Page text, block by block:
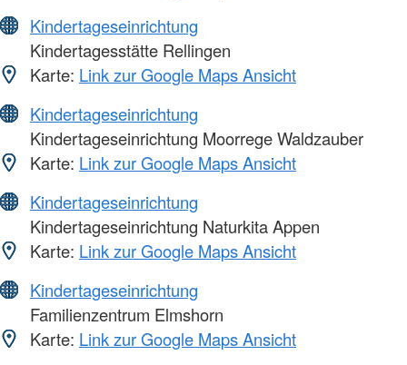
Kindertageseinrichtung
Kindertagesstätte Rellingen
Karte: Link zur Google Maps Ansicht
Kindertageseinrichtung
Kindertageseinrichtung Moorrege Waldzauber
Karte: Link zur Google Maps Ansicht
Kindertageseinrichtung
Kindertageseinrichtung Naturkita Appen
Karte: Link zur Google Maps Ansicht
Kindertageseinrichtung
Familienzentrum Elmshorn
Karte: Link zur Google Maps Ansicht